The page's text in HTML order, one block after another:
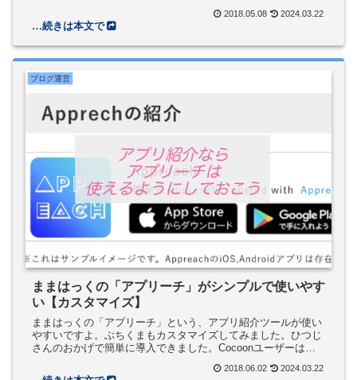
フラットデザインの特徴、メリット/デメリットについても。
2018.05.08 2024.03.22
ブログ運営
ままはっくの「アプリーチ」がシンプルで使いやす
い【カスタマイズ】
ままはっくの「アプリーチ」という、アプリ紹介ツールが使い
やすいですよ。ぶちくまもカスタマイズしてみました。ひつじ
さんのおかげで簡単に導入できました。Cocoonユーザーは
ルなアプリーチAMP対応コードも書きました。
2018.06.02 2024.03.22